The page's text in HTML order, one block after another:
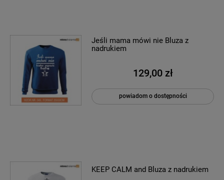
Jeśli mama mówi nie Bluza z
nadrukiem
129,00 zł
powiadom o dostępności
KEEP CALM and Bluza z nadrukiem